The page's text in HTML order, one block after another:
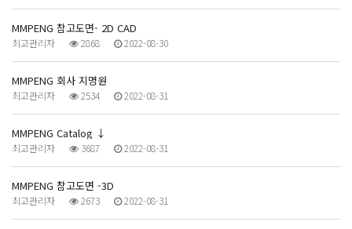
MMPENG 참고도면- 2D CAD
최고관리자 2868 2022-08-30
MMPENG 회사 지명원
최고관리자 2534 2022-08-31
MMPENG Catalog ↓
최고관리자 3687 2022-08-31
MMPENG 참고도면 -3D
최고관리자 2673 2022-08-31